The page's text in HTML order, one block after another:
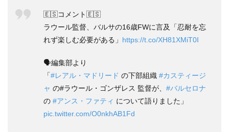
🇪🇸コメント🇪🇸
ラウール監督、バルサの16歳FWに言及「忍耐を忘
れず楽しむ必要がある」 https://t.co/XH81XMiT0I
🗣編集部より
「#レアル・マドリード の下部組織 #カスティージ
ャ の#ラウール・ゴンザレス 監督が、 #バルセロナ
の #アンス・ファティ について語りました」
pic.twitter.com/O0nkhAB1Fd